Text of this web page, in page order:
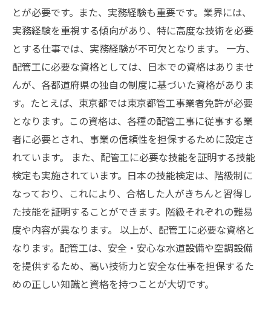
とが必要です。また、実務経験も重要です。業界には、
実務経験を重視する傾向があり、特に高度な技術を必要
とする仕事では、実務経験が不可欠となります。 一方、
配管工に必要な資格としては、日本での資格はありませ
んが、各都道府県の独自の制度に基づいた資格がありま
す。たとえば、東京都では東京都管工事業者免許が必要
となります。この資格は、各種の配管工事に従事する業
者に必要とされ、事業の信頼性を担保するために設定さ
れています。 また、配管工に必要な技能を証明する技能
検定も実施されています。日本の技能検定は、階級制に
なっており、これにより、合格した人がきちんと習得し
た技能を証明することができます。階級それぞれの難易
度や内容が異なります。 以上が、配管工に必要な資格と
なります。配管工は、安全・安心な水道設備や空調設備
を提供するため、高い技術力と安全な仕事を担保するた
めの正しい知識と資格を持つことが大切です。